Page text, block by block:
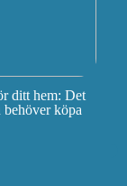
ditt hem: Det
köpa